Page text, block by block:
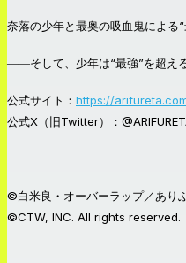
奈落の少年と最奥の吸血鬼による
――そして、少年は“最強”を超える
公式サイト： https://
公式X（旧Twitter）：
©白米良・オーバーラップ／あり
©CTW, INC. All rights reserved.